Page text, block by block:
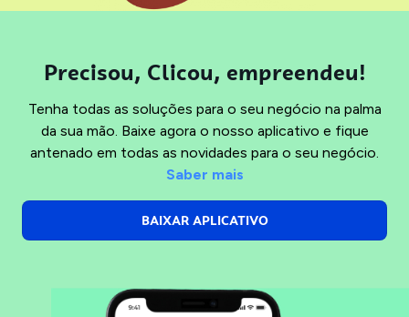
Precisou, Clicou, empreendeu!
Tenha todas as soluções para o seu negócio na palma
da sua mão. Baixe agora o nosso aplicativo e fique
antenado em todas as novidades para o seu negócio.
Saber mais
BAIXAR APLICATIVO